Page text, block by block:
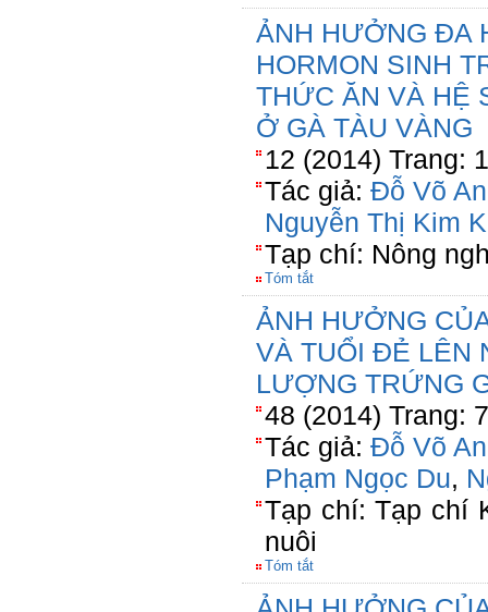
ẢNH HƯỞNG ĐA
HORMON SINH
THỨC ĂN VÀ HỆ
Ở GÀ TÀU VÀNG
12 (2014) Trang:
Tác giả: Đỗ Võ
Nguyễn Thị Kim
Tạp chí: Nông
Tóm tắt
ẢNH HƯỞNG
VÀ TUỔI ĐẺ LÊN
LƯỢNG TRỨNG
48 (2014) Trang:
Tác giả: Đỗ Võ
Phạm Ngọc Du,
Tạp chí: Tạp chí
nuôi
Tóm tắt